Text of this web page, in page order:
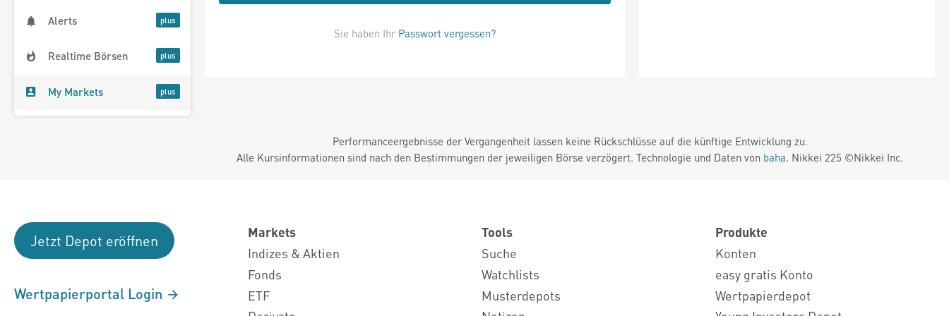
Alerts
Realtime Börsen
My Markets
Sie haben Ihr Passwort vergessen?
Performanceergebnisse der Vergangenheit lassen keine Rückschlüsse auf die künftige Entwicklung zu.
Alle Kursinformationen sind nach den Bestimmungen der jeweiligen Börse verzögert. Technologie und Daten von baha. Nikkei 225 ©Nikkei Inc.
Jetzt Depot eröffnen
Wertpapierportal Login
Markets
Indizes & Aktien
Fonds
ETF
Tools
Suche
Watchlists
Musterdepots
Produkte
Konten
easy gratis Konto
Wertpapierdepot